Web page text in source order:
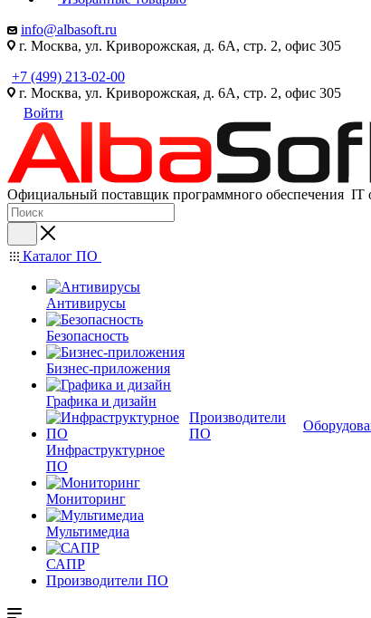
info@albasoft.ru
г. Москва, ул. Криворожская, д. 6А, стр. 2, офис
+7 (499) 213-02-00
г. Москва, ул. Криворожская, д. 6А, стр. 2, офис
Войти
Официальный поставщик программного обеспечения IT
Каталог ПО
Антивирусы
Безопасность
Бизнес-приложения
Графика и дизайн
Инфраструктурное
ПО
Мониторинг
Мультимедиа
САПР
Производители ПО
Производители
ПО